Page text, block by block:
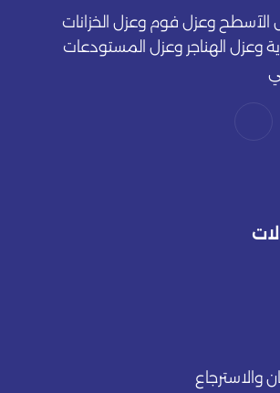
وعزل فوم وعزل الخزانات
وعزل الهناجر وعزل المستودعات
والاسترجاع